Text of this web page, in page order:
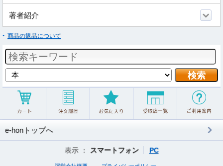
著者紹介
商品の返品について
e-honトップへ
表示 ： スマートフォン PC